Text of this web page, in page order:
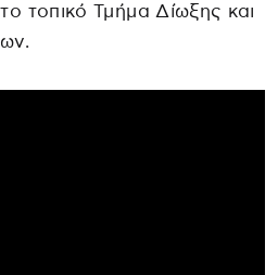
τοπικό Τμήμα Δίωξης και